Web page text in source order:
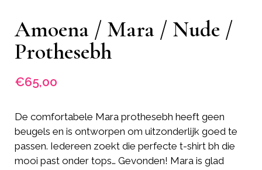
Amoena / Mara / Nude /
Prothesebh
€65,00
De comfortabele Mara prothesebh heeft geen
beugels en is ontworpen om uitzonderlijk goed te
passen. Iedereen zoekt die perfecte t-shirt bh die
mooi past onder tops… Gevonden! Mara is glad